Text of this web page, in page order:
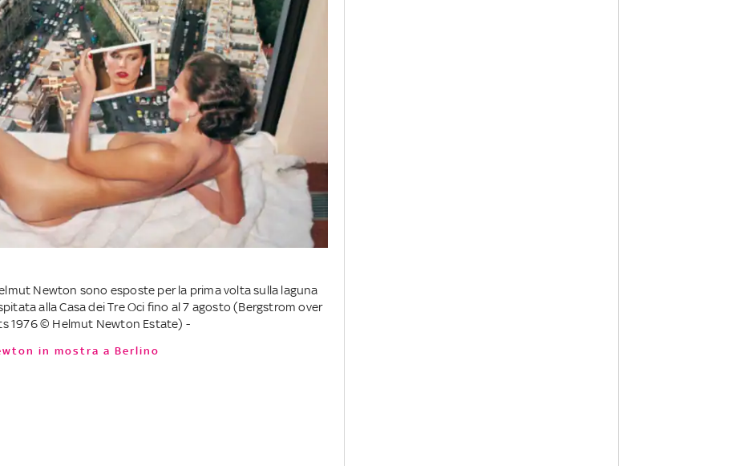
Newton sono esposte per la prima volta sulla laguna
alla Casa dei Tre Oci fino al 7 agosto (Bergstrom over
1976 © Helmut Newton Estate) -
in mostra a Berlino